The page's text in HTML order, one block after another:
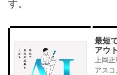
す。
最短
アウ
上岡正
アスコ